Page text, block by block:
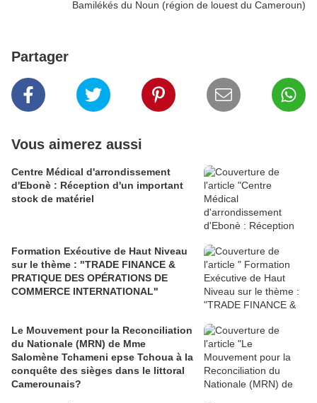
Bamilékés du Noun (région de louest du Cameroun)
Partager
Vous aimerez aussi
Centre Médical d'arrondissement
d'Ebonè : Réception d'un important
stock de matériel
Formation Exécutive de Haut Niveau
sur le thème : "TRADE FINANCE &
PRATIQUE DES OPÉRATIONS DE
COMMERCE INTERNATIONAL"
Le Mouvement pour la Reconciliation
du Nationale (MRN) de Mme
Salomène Tchameni epse Tchoua à la
conquête des sièges dans le littoral
Camerounais?